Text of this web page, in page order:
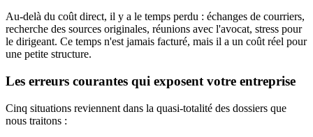
Au-delà du coût direct, il y a le temps perdu : échanges de courriers,
recherche des sources originales, réunions avec l'avocat, stress pour
le dirigeant. Ce temps n'est jamais facturé, mais il a un coût réel pour
une petite structure.
Les erreurs courantes qui exposent votre entreprise
Cinq situations reviennent dans la quasi-totalité des dossiers que
nous traitons :